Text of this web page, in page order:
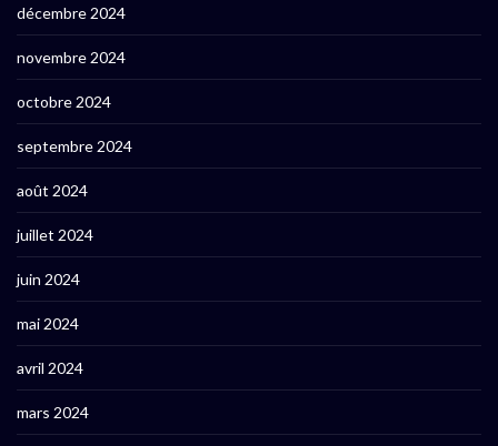
décembre 2024
novembre 2024
octobre 2024
septembre 2024
août 2024
juillet 2024
juin 2024
mai 2024
avril 2024
mars 2024